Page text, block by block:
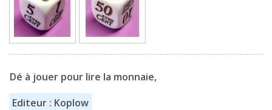
Dé à jouer pour lire la monnaie,
Editeur : Koplow